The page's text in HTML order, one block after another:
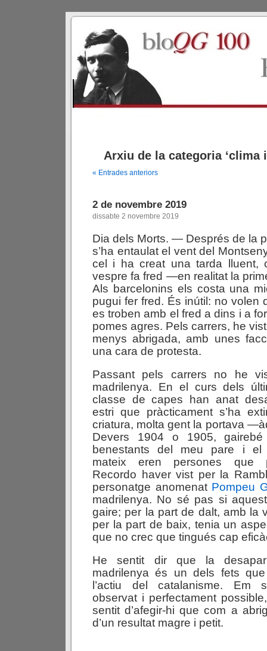
Arxiu de la categoria ‘clima
« Entrades anteriors
2 de novembre 2019
dissabte 2 novembre 2019
Dia dels Morts. — Després de la
s’ha entaulat el vent del
cel i ha creat una tarda lluent,
vespre fa fred —en realitat la
Als barcelonins els costa una
pugui fer fred. És inútil: no volen
es troben amb el fred a dins i a
pomes agres. Pels carrers, he
menys abrigada, amb unes
una cara de protesta.
Passant pels carrers no he
madrilenya. En el curs dels
classe de capes han anat
estri que pràcticament s’ha
criatura, molta gent la portava
Devers 1904 o 1905,
benestants del meu pare i el
mateix eren persones que
Recordo haver vist per la
personatge anomenat Pompeu
madrilenya. No sé pas si
gaire; per la part de dalt, amb la
per la part de baix, tenia un
que no crec que tingués cap
He sentit dir que la
madrilenya és un dels fets
l’actiu del catalanisme. Em
observat i perfectament
sentit d’afegir-hi que com a
d’un resultat magre i petit.